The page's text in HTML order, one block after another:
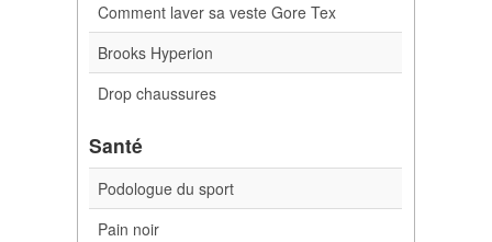
Comment laver sa veste Gore Tex
Brooks Hyperion
Drop chaussures
Santé
Podologue du sport
Pain noir